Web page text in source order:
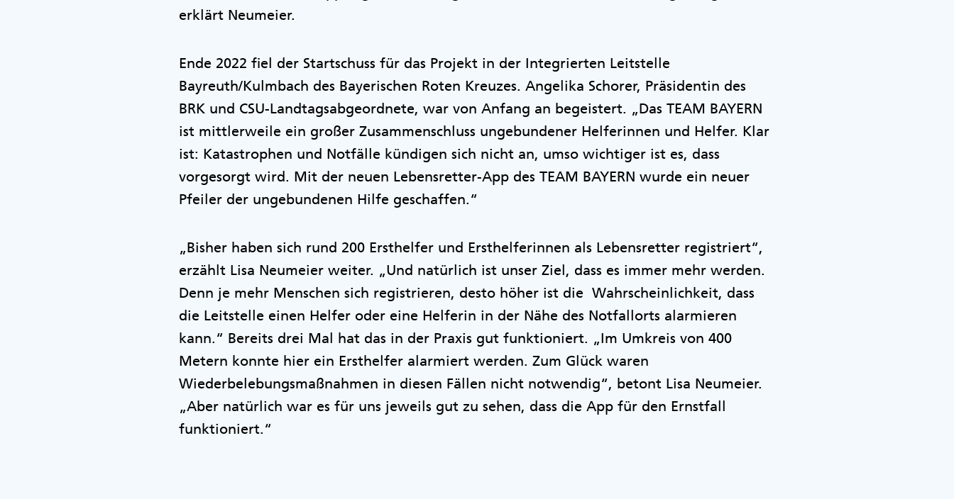
erklärt Neumeier.
Ende 2022 fiel der Startschuss für das Projekt in der Integrierten Leitstelle
Bayreuth/Kulmbach des Bayerischen Roten Kreuzes. Angelika Schorer, Präsidentin des
BRK und CSU-Landtagsabgeordnete, war von Anfang an begeistert. „Das TEAM BAYERN
ist mittlerweile ein großer Zusammenschluss ungebundener Helferinnen und Helfer. Klar
ist: Katastrophen und Notfälle kündigen sich nicht an, umso wichtiger ist es, dass
vorgesorgt wird. Mit der neuen Lebensretter-App des TEAM BAYERN wurde ein neuer
Pfeiler der ungebundenen Hilfe geschaffen.“
„Bisher haben sich rund 200 Ersthelfer und Ersthelferinnen als Lebensretter registriert“,
erzählt Lisa Neumeier weiter. „Und natürlich ist unser Ziel, dass es immer mehr werden.
Denn je mehr Menschen sich registrieren, desto höher ist die Wahrscheinlichkeit, dass
die Leitstelle einen Helfer oder eine Helferin in der Nähe des Notfallorts alarmieren
kann.“ Bereits drei Mal hat das in der Praxis gut funktioniert. „Im Umkreis von 400
Metern konnte hier ein Ersthelfer alarmiert werden. Zum Glück waren
Wiederbelebungsmaßnahmen in diesen Fällen nicht notwendig“, betont Lisa Neumeier.
„Aber natürlich war es für uns jeweils gut zu sehen, dass die App für den Ernstfall
funktioniert.“